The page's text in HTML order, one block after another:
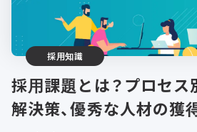
採用知識
採用課題とは？プロセ
解決策、優秀な人材の獲